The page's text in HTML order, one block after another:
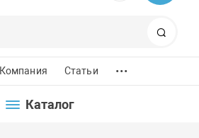
8 (800)
Компания Статьи ...
Каталог